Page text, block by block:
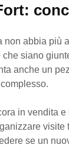
non abbia più
siano
anche un
in vendita
visite
se un